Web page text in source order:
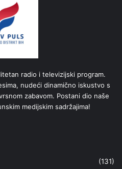
radio i televizijski program.
nudeći dinamično iskustvo s
zabavom. Postani dio naše
medijskim sadržajima!
(131)